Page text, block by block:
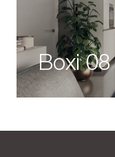
Boxi 08